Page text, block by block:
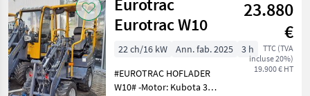
Eurotrac
Eurotrac
Eurotrac W10
23.880
€
TTC (TVA
incluse 20%)
19.900 € HT
22 ch/16 kW Ann. fab. 2025
3 h
#EUROTRAC HOFLADER
W10# -Motor: Kubota 3